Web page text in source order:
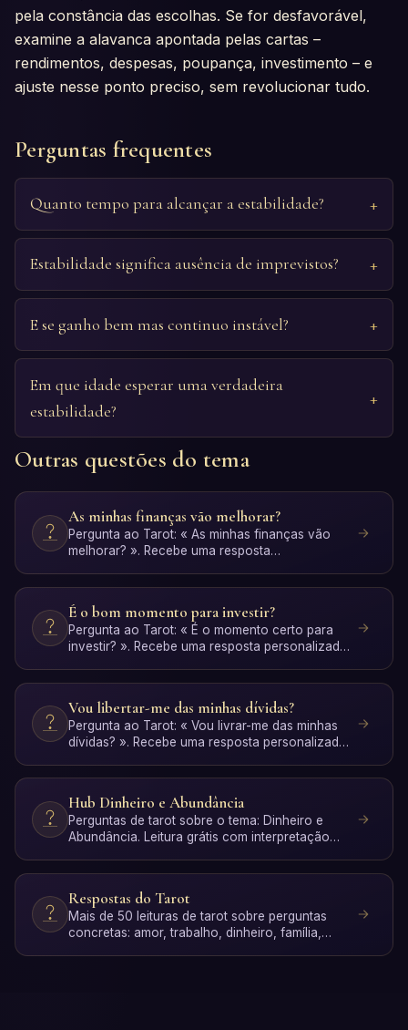
pela constância das escolhas. Se for desfavorável,
examine a alavanca apontada pelas cartas –
rendimentos, despesas, poupança, investimento – e
ajuste nesse ponto preciso, sem revolucionar tudo.
Perguntas frequentes
Quanto tempo para alcançar a estabilidade?
Estabilidade significa ausência de imprevistos?
E se ganho bem mas continuo instável?
Em que idade esperar uma verdadeira
estabilidade?
Outras questões do tema
As minhas finanças vão melhorar?
Pergunta ao Tarot: « As minhas finanças vão
melhorar? ». Recebe uma resposta
É o bom momento para investir?
Pergunta ao Tarot: « É o momento certo para
investir? ». Recebe uma resposta personalizada
Vou libertar-me das minhas dívidas?
Pergunta ao Tarot: « Vou livrar-me das minhas
dívidas? ». Recebe uma resposta personalizada
Hub Dinheiro e Abundância
Perguntas de tarot sobre o tema: Dinheiro e
Abundância. Leitura grátis com interpretação
Respostas do Tarot
Mais de 50 leituras de tarot sobre perguntas
concretas: amor, trabalho, dinheiro, família,